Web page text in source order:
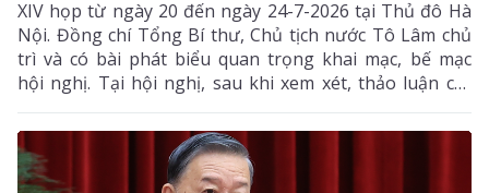
XIV họp từ ngày 20 đến ngày 24-7-2026 tại Thủ đô Hà
Nội. Đồng chí Tổng Bí thư, Chủ tịch nước Tô Lâm chủ
trì và có bài phát biểu quan trọng khai mạc, bế mạc
hội nghị. Tại hội nghị, sau khi xem xét, thảo luận các
tờ trình, báo cáo của Bộ Chính trị, Ban Chấp hành
Trung ương đã thống nhất cao nhiều chủ trương,
chính sách lớn về xây dựng Đảng, hệ thống chính trị,
phát triển và bảo vệ đất nước.